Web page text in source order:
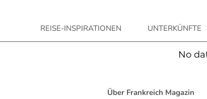
REISE-INSPIRATIONEN UNTERKÜNFTE
No
Über Frankreich Magazin